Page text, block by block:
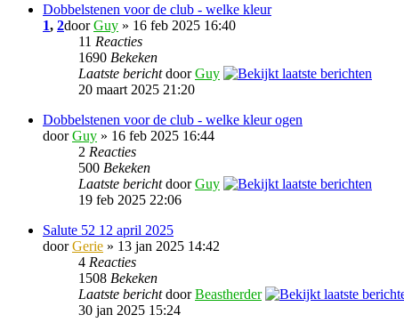
Dobbelstenen voor de club - welke kleur
1, 2doorGuy » 16 feb 2025 16:40
11 Reacties
1690 Bekeken
Laatste berichtdoorGuy
20 maart 2025 21:20
Dobbelstenen voor de club - welke kleur ogen
doorGuy » 16 feb 2025 16:44
2 Reacties
500 Bekeken
Laatste berichtdoorGuy
19 feb 2025 22:06
Salute 52 12 april 2025
doorGerie » 13 jan 2025 14:42
4 Reacties
1508 Bekeken
Laatste berichtdoorBeastherder
30 jan 2025 15:24